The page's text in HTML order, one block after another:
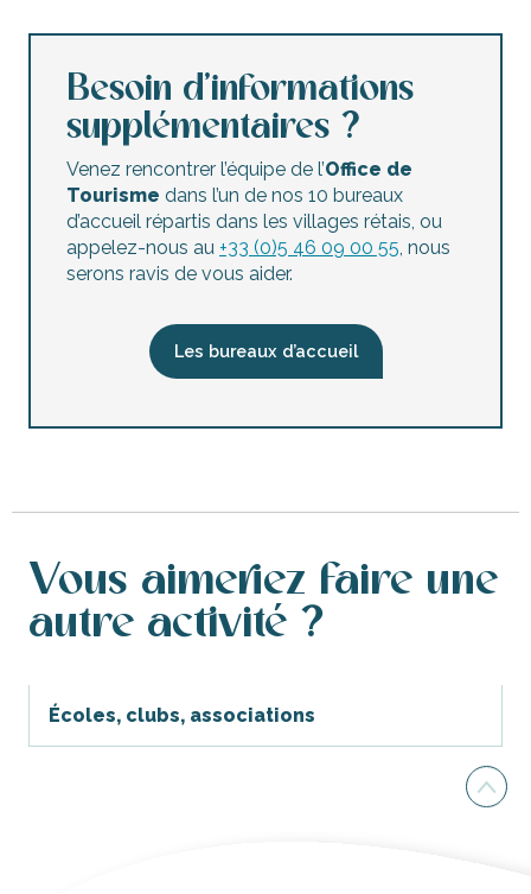
Besoin d’informations
supplémentaires ?
Venez rencontrer l’équipe de l’Office de
Tourisme dans l’un de nos 10 bureaux
d’accueil répartis dans les villages rétais, ou
appelez-nous au +33 (0)5 46 09 00 55, nous
serons ravis de vous aider.
Les bureaux d’accueil
Vous aimeriez faire une
autre activité ?
Écoles, clubs, associations